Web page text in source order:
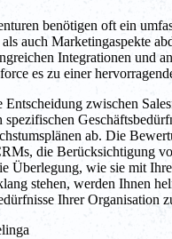
benötigen oft ein
auch Marketingaspekte
Integrationen und
es zu einer
zwischen
ab. Die
die Berücksichtigung
Überlegung, wie sie mit
stehen, werden Ihnen
Ihrer Organisation